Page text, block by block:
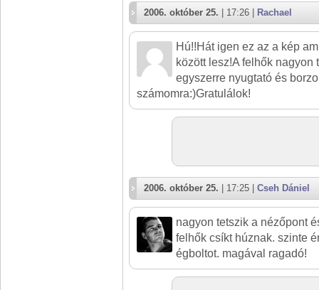
2006. október 25. | 17:26 | Rachael
Hú!!Hát igen ez az a kép
között lesz!A felhők nagyon
egyszerre nyugtató és
számomra:)Gratulálok!
2006. október 25. | 17:25 | Cseh Dániel
nagyon tetszik a nézőpont
felhők csíkt húznak. szinte
égboltot. magával ragadó!